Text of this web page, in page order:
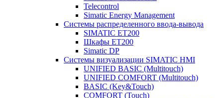
Telecontrol
Simatic Energy Management
Системы распределенного ввода-вывода
SIMATIC ET200
Шкафы ET200
Simatic DP
Системы визуализации SIMATIC HMI
UNIFIED BASIC (Multitouch)
UNIFIED COMFORT (Multitouch)
BASIC (Key&Touch)
COMFORT (Touch)